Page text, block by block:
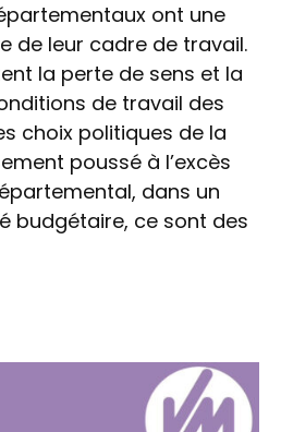
ont une
de leur cadre de travail.
la perte de sens et la
de travail des
choix politiques de la
poussé à l’excès
dans un
budgétaire, ce sont des